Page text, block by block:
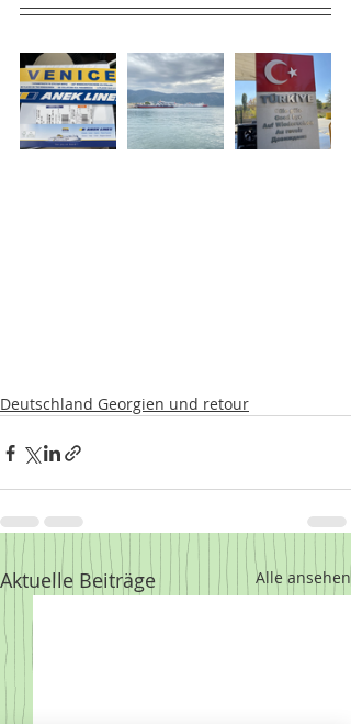
Deutschland Georgien und retour
Aktuelle Beiträge Alle ansehen